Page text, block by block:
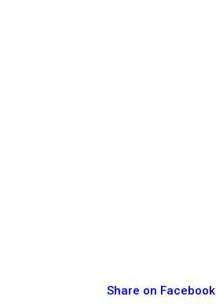
Share on Facebook